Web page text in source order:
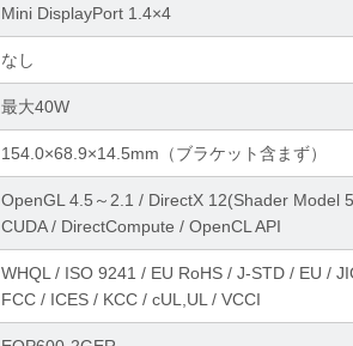
Mini DisplayPort 1.4×4
なし
最大40W
154.0×68.9×14.5mm（ブラケット含まず）
OpenGL 4.5～2.1 / DirectX 12(Shader Model
CUDA / DirectCompute / OpenCL API
WHQL / ISO 9241 / EU RoHS / J-STD / EU /
FCC / ICES / KCC / cUL,UL / VCCI